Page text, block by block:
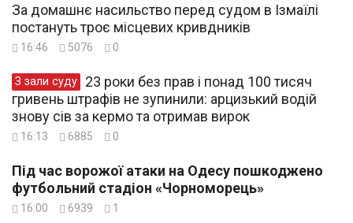
За домашнє насильство перед судом в Ізмаїлі
постануть троє місцевих кривдників
16:46 5076 0
З зали суду
гривень штрафів не зупинили: арцизький водій
знову сів за кермо та отримав вирок
16:13 6885 0
Під час ворожої атаки на Одесу пошкоджено
футбольний стадіон «Чорноморець»
16:00 6939 1